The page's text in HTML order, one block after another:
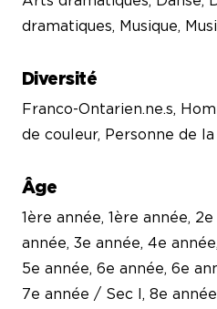
dramatiques, Musique,
Diversité
Franco-Ontarien.ne.s,
de couleur, Personne de
Âge
1ère année, 1ère année,
année, 3e année, 4e
5e année, 6e année, 6e
7e année / Sec I, 8e